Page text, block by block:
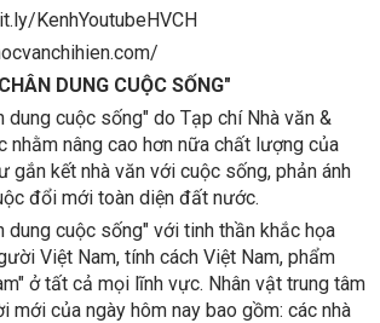
KenhYoutubeHVCH
DUNG CUỘC SỐNG"
dung cuộc sống" do Tạp chí Nhà văn &
nhằm nâng cao hơn nữa chất lượng của
gắn kết nhà văn với cuộc sống, phản ánh
đổi mới toàn diện đất nước.
dung cuộc sống" với tinh thần khắc họa
Việt Nam, tính cách Việt Nam, phẩm
ở tất cả mọi lĩnh vực. Nhân vật trung tâm
mới của ngày hôm nay bao gồm: các nhà